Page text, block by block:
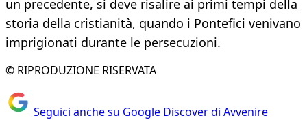
un precedente, si deve risalire ai primi tempi della
storia della cristianità, quando i Pontefici venivano
imprigionati durante le persecuzioni.
© RIPRODUZIONE RISERVATA
Seguici anche su Google Discover di Avvenire